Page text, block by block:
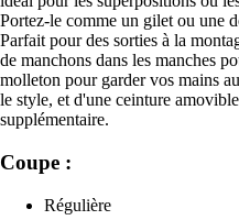
Portez-le comme un gilet ou une
Parfait pour des sorties à la
de manchons dans les manches
molleton pour garder vos mains
le style, et d'une ceinture
supplémentaire.
Coupe :
Régulière